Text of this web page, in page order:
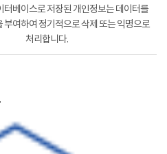
터베이스로 저장된 개인정보는 데이터를
부여하여 정기적으로 삭제 또는 익명으로
처리합니다.